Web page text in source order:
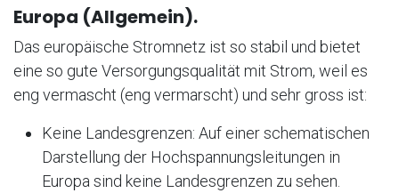
Europa (Allgemein).
Das europäische Stromnetz ist so stabil und bietet
eine so gute Versorgungsqualität mit Strom, weil es
eng vermascht (eng vermarscht) und sehr gross ist:
Keine Landesgrenzen: Auf einer schematischen
Darstellung der Hochspannungsleitungen in
Europa sind keine Landesgrenzen zu sehen.